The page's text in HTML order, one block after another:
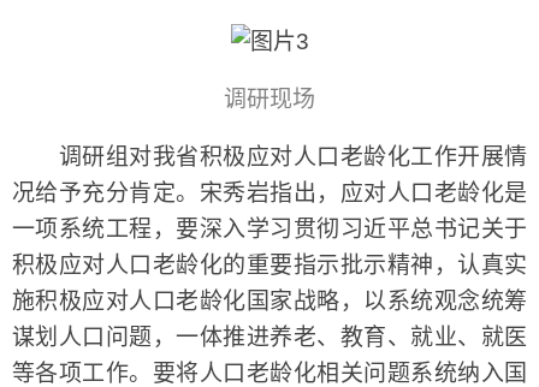
调研现场
调研组对我省积极应对人口老龄化工作开展情
况给予充分肯定。宋秀岩指出，应对人口老龄化是
一项系统工程，要深入学习贯彻习近平总书记关于
积极应对人口老龄化的重要指示批示精神，认真实
施积极应对人口老龄化国家战略，以系统观念统筹
谋划人口问题，一体推进养老、教育、就业、就医
等各项工作。要将人口老龄化相关问题系统纳入国